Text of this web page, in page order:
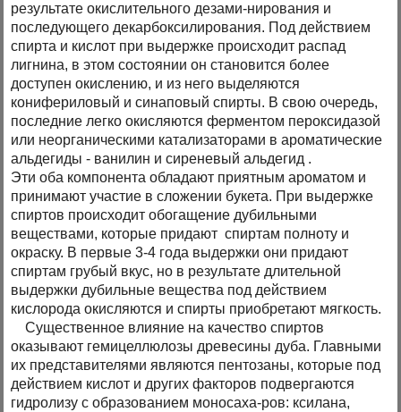
результате окислительного дезами-нирования и
последующего декарбоксилирования. Под действием
спирта и кислот при выдержке происходит распад
лигнина, в этом состоянии он становится более
доступен окислению, и из него выделяются
конифериловый и синаповый спирты. В свою очередь,
последние легко окисляются ферментом пероксидазой
или неорганическими катализаторами в ароматические
альдегиды - ванилин и сиреневый альдегид .
Эти оба компонента обладают приятным ароматом и
принимают участие в сложении букета. При выдержке
спиртов происходит обогащение дубильными
веществами, которые придают спиртам полноту и
окраску. В первые 3-4 года выдержки они придают
спиртам грубый вкус, но в результате длительной
выдержки дубильные вещества под действием
кислорода окисляются и спирты приобретают мягкость.
Существенное влияние на качество спиртов
оказывают гемицеллюлозы древесины дуба. Главными
их представителями являются пентозаны, которые под
действием кислот и других факторов подвергаются
гидролизу с образованием моносаха-ров: ксилана,